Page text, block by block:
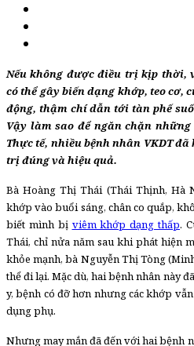
Nếu không được điều trị kịp thời,
có thể gây biến dạng khớp, teo cơ,
động, thậm chí dẫn tới tàn phế
Vậy làm sao để ngăn chặn
Thực tế, nhiều bệnh nhân VKDT
trị đúng và hiệu quả.
Bà Hoàng Thị Thái (Thái Thịnh,
khớp vào buổi sáng, chân co quắp,
biết mình bị viêm khớp dạng thấp.
Thái, chỉ nửa năm sau khi phát hiện
khỏe mạnh, bà Nguyễn Thị Tòng
thể đi lại. Mặc dù, hai bệnh nhân này
y, bệnh có đỡ hơn nhưng các khớp
dụng phụ.
Nhưng may mắn đã đến với hai bệnh